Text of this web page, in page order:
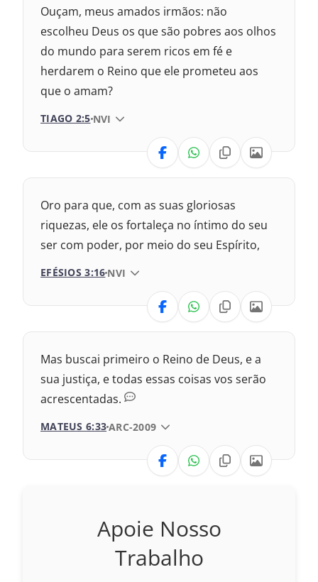
Nova Versão Internacional
2017 – Nova Almeida Atualizada
1969 – Almeida Revisada e Corrigida
1993 – Almeida Revisada e Atualizada
Ouçam, meus amados irmãos: não
escolheu Deus os que são pobres aos olhos
do mundo para serem ricos em fé e
herdarem o Reino que ele prometeu aos
que o amam?
TIAGO 2:5 VERSÃO DA BÍBLIA
NVI
VERSÃO
2017 – Nova Almeida Atualizada
2009 – Almeida Revisada e Corrigida
1969 – Almeida Revisada e Corrigida
1993 – Almeida Revisada e Atualizada
Oro para que, com as suas gloriosas
riquezas, ele os fortaleça no íntimo do seu
ser com poder, por meio do seu Espírito,
EFÉSIOS 3:16 VERSÃO DA BÍBLIA
NVI
VERSÃO
2017 – Nova Almeida Atualizada
1969 – Almeida Revisada e Corrigida
1993 – Almeida Revisada e Atualizada
Mas buscai primeiro o Reino de Deus, e a
sua justiça, e todas essas coisas vos serão
acrescentadas.
MATEUS 6:33 VERSÃO DA BÍBLIA
ARC-2009
VERSÃO
Nova Versão Internacional
2017 – Nova Almeida Atualizada
Apoie Nosso
Trabalho